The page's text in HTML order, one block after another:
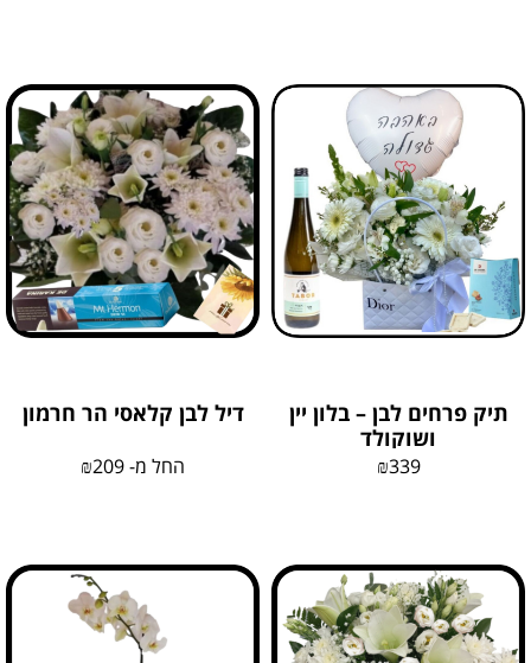
תיק פרחים לבן – בלון יין
ושוקולד
₪339
דיל לבן קלאסי הר חרמון
החל מ- ₪209